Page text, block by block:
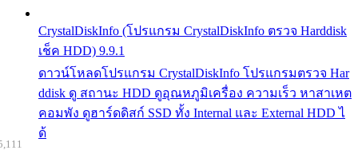
CrystalDiskInfo (โปรแกรม CrystalDiskInfo ตรวจ Harddisk
เช็ค HDD) 9.9.1
ดาวน์โหลดโปรแกรม CrystalDiskInfo โปรแกรมตรวจ Har
ddisk ดู สถานะ HDD ดูอุณหภูมิเครื่อง ความเร็ว หาสาเหต
คอมพัง ดูฮาร์ดดิสก์ SSD ทั้ง Internal และ External HDD ไ
ด้